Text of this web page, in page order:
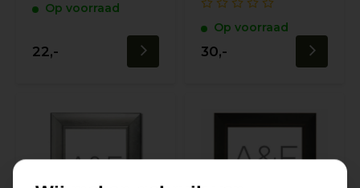
Op voorraad
22,-
Op voorraad
30,-